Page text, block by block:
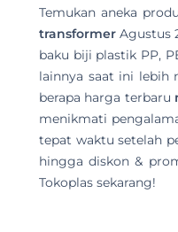
Temukan aneka
transformer Agustus
baku biji plastik PP,
lainnya saat ini lebih
berapa harga terbaru
menikmati
tepat waktu setelah
hingga diskon &
Tokoplas sekarang!